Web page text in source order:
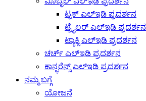
ಟ್ರಕ್ ಎಲ್ಇಡಿ ಪ್ರದರ್ಶನ
ಟ್ರೈಲರ್ ಎಲ್ಇಡಿ ಪ್ರದರ್ಶನ
ಟ್ಯಾಕ್ಸಿ ಎಲ್ಇಡಿ ಪ್ರದರ್ಶನ
ಚರ್ಚ್ ಎಲ್ಇಡಿ ಪ್ರದರ್ಶನ
ಕಾನ್ಫರೆನ್ಸ್ ಎಲ್ಇಡಿ ಪ್ರದರ್ಶನ
ನಮ್ಮ ಬಗ್ಗೆ
ಯೋಜನೆ